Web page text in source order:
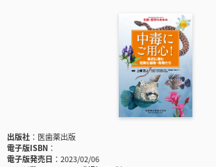
出版社
医歯薬出版
電子版ISBN
電子版発売日
2023/02/06